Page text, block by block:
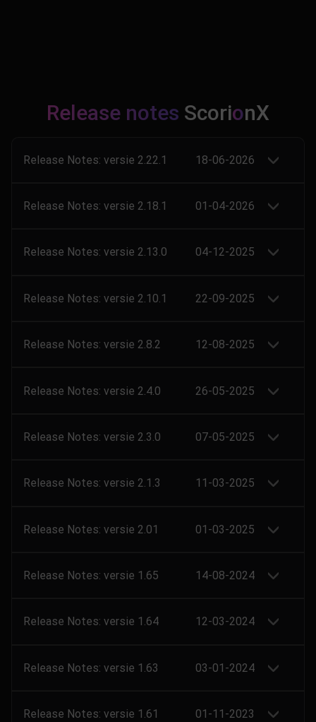
Release notes ScorionX
Release Notes: versie 2.22.1 18-06-2026
Release Notes: versie 2.18.1 01-04-2026
Release Notes: versie 2.13.0 04-12-2025
Release Notes: versie 2.10.1 22-09-2025
Release Notes: versie 2.8.2 12-08-2025
Release Notes: versie 2.4.0 26-05-2025
Release Notes: versie 2.3.0 07-05-2025
Release Notes: versie 2.1.3 11-03-2025
Release Notes: versie 2.01 01-03-2025
Release Notes: versie 1.65 14-08-2024
Release Notes: versie 1.64 12-03-2024
Release Notes: versie 1.63 03-01-2024
Release Notes: versie 1.61 01-11-2023